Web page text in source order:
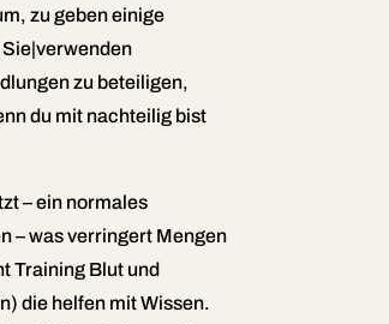
zu geben einige
zu beteiligen,
du mit nachteilig bist
– ein normales
– was verringert Mengen
Training Blut und
die helfen mit Wissen.